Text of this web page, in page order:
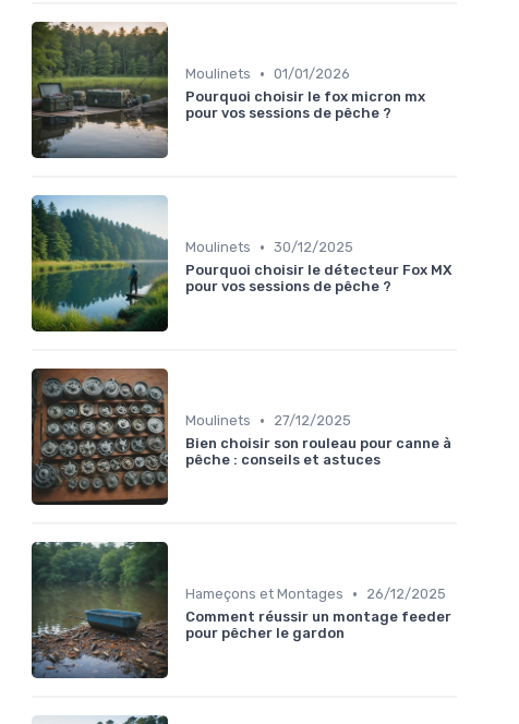
Moulinets • 01/01/2026
Pourquoi choisir le fox micron mx
pour vos sessions de pêche ?
Moulinets • 30/12/2025
Pourquoi choisir le détecteur Fox MX
pour vos sessions de pêche ?
Moulinets •
27/12/2025
Bien choisir son rouleau pour canne à
pêche : conseils et astuces
Hameçons et Montages •
26/12/2025
Comment réussir un montage feeder
pour pêcher le gardon